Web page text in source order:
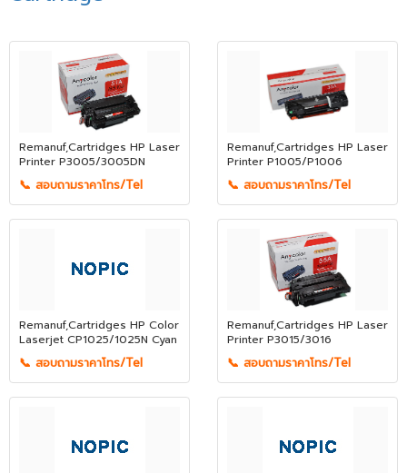
Remanuf,Cartridges HP Laser
Printer P3005/3005DN
📞 สอบถามราคาโทร/Tel
Remanuf,Cartridges HP Laser
Printer P1005/P1006
📞 สอบถามราคาโทร/Tel
Remanuf,Cartridges HP Color
Laserjet CP1025/1025N Cyan
📞 สอบถามราคาโทร/Tel
Remanuf,Cartridges HP Laser
Printer P3015/3016
📞 สอบถามราคาโทร/Tel